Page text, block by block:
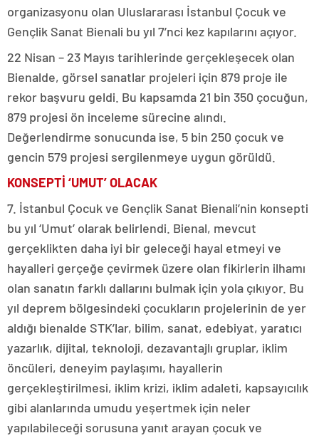
organizasyonu olan Uluslararası İstanbul Çocuk ve
Gençlik Sanat Bienali bu yıl 7’nci kez kapılarını açıyor.
22 Nisan – 23 Mayıs tarihlerinde gerçekleşecek olan
Bienalde, görsel sanatlar projeleri için 879 proje ile
rekor başvuru geldi. Bu kapsamda 21 bin 350 çocuğun,
879 projesi ön inceleme sürecine alındı.
Değerlendirme sonucunda ise, 5 bin 250 çocuk ve
gencin 579 projesi sergilenmeye uygun görüldü.
KONSEPTİ ‘UMUT’ OLACAK
7. İstanbul Çocuk ve Gençlik Sanat Bienali’nin konsepti
bu yıl ‘Umut’ olarak belirlendi. Bienal, mevcut
gerçeklikten daha iyi bir geleceği hayal etmeyi ve
hayalleri gerçeğe çevirmek üzere olan fikirlerin ilhamı
olan sanatın farklı dallarını bulmak için yola çıkıyor. Bu
yıl deprem bölgesindeki çocukların projelerinin de yer
aldığı bienalde STK’lar, bilim, sanat, edebiyat, yaratıcı
yazarlık, dijital, teknoloji, dezavantajlı gruplar, iklim
öncüleri, deneyim paylaşımı, hayallerin
gerçekleştirilmesi, iklim krizi, iklim adaleti, kapsayıcılık
gibi alanlarında umudu yeşertmek için neler
yapılabileceği sorusuna yanıt arayan çocuk ve